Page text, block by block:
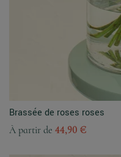
Brassée de roses roses
À partir de 44,90 €